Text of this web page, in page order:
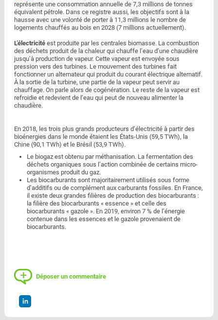
représente une consommation annuelle de 7,3 millions de tonnes
équivalent pétrole. Dans ce registre aussi, les objectifs sont à la
hausse avec une volonté de porter à 11,3 millions le nombre de
logements chauffés au bois en 2028 (7 millions actuellement).
L’électricitéest produite par les centrales biomasse. La combustion
des déchets produit de la chaleur qui chauffe l’eau d’une chaudière
jusqu’à production de vapeur. Cette vapeur est envoyée sous
pression vers des turbines. Le mouvement des turbines fait
fonctionner un alternateur qui produit du courant électrique alternatif.
À la sortie de la turbine, une partie de la vapeur peut servir au
chauffage. On parle alors de cogénération. Le reste de la vapeur est
refroidie et redevient de l’eau qui peut de nouveau alimenter la
chaudière.
En 2018, les trois plus grands producteurs d’électricité à partir des
bioénergies dans le monde étaient les États-Unis (59,5 TWh), la
Chine (90,1 TWh) et le Brésil (53,9 TWh).
Le biogaz est obtenu par méthanisation. La fermentation des
déchets organiques sous l’action combinée de certains micro-
organismes produit du gaz.
Les biocarburants sont majoritairement utilisés sous forme
d’additifs ou de complément aux carburants fossiles. En France,
il existe deux grandes filières de production des biocarburants :
la filière des biocarburants « essence » et celle des
biocarburants « gazole ». En 2019, environ 7 % de l’énergie
contenue dans les essences et le gazole provenaient de
biocarburants.
Déposer un commentaire